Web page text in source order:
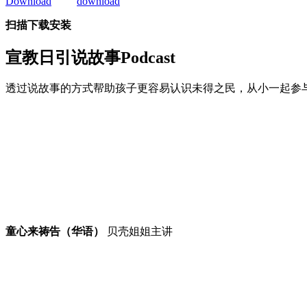
扫描下载安装
宣教日引 说故事Podcast
透过说故事的方式帮助孩子更容易认识未得之民，从小一起参
童心来祷告（华语） 贝壳姐姐主讲